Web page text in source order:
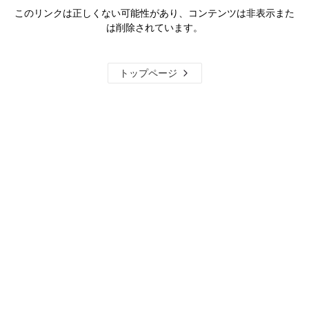
このリンクは正しくない可能性があり、コンテンツは非表示また
は削除されています。
トップページ